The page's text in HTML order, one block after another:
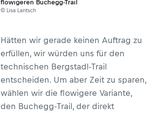
flowigeren Buchegg-Trail
© Lisa Lantsch
Hätten wir gerade keinen Auftrag zu
erfüllen, wir würden uns für den
technischen Bergstadl-Trail
entscheiden. Um aber Zeit zu sparen,
wählen wir die flowigere Variante,
den Buchegg-Trail, der direkt